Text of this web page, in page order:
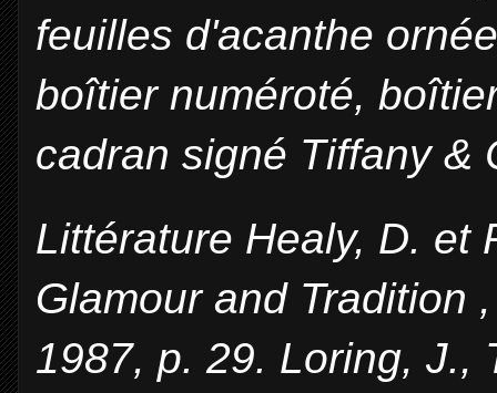
feuilles d'acanthe
boîtier numéroté,
cadran signé Tiffany &
Littérature Healy, D. et
Glamour and Tradition
1987, p. 29. Loring, J.,